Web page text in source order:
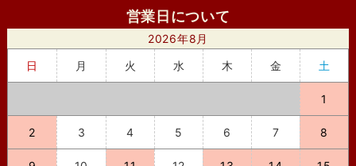
営業日について
2026年8月
日
月 火 水 木 金 土
1
2 3 4 5 6 7 8